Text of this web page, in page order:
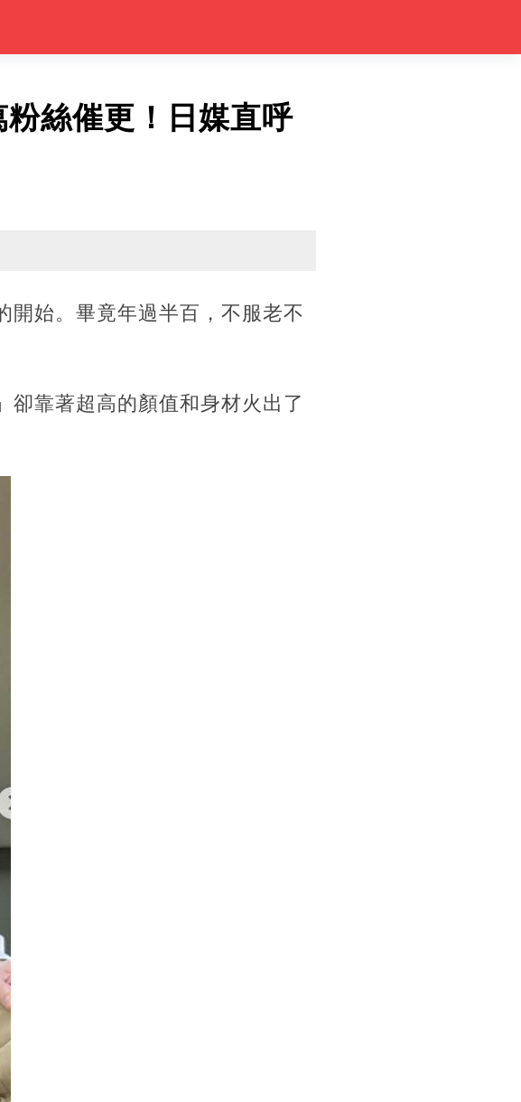
絲催更！日媒直呼
開始。畢竟年過半百，不服老不
卻靠著超高的顏值和身材火出了